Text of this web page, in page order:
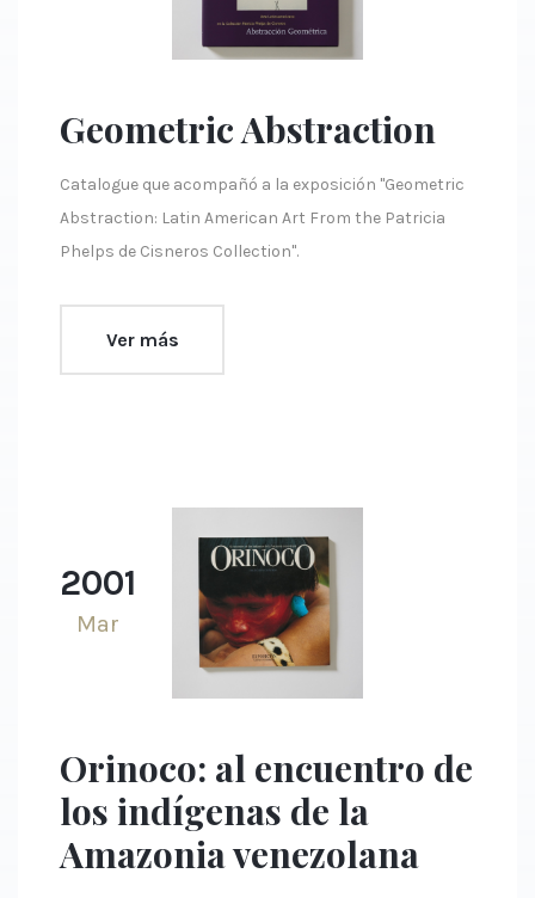
Geometric Abstraction
Catalogue que acompañó a la exposición "Geometric
Abstraction: Latin American Art From the Patricia
Phelps de Cisneros Collection".
Ver más
2001
Mar
Orinoco: al encuentro de
los indígenas de la
Amazonia venezolana